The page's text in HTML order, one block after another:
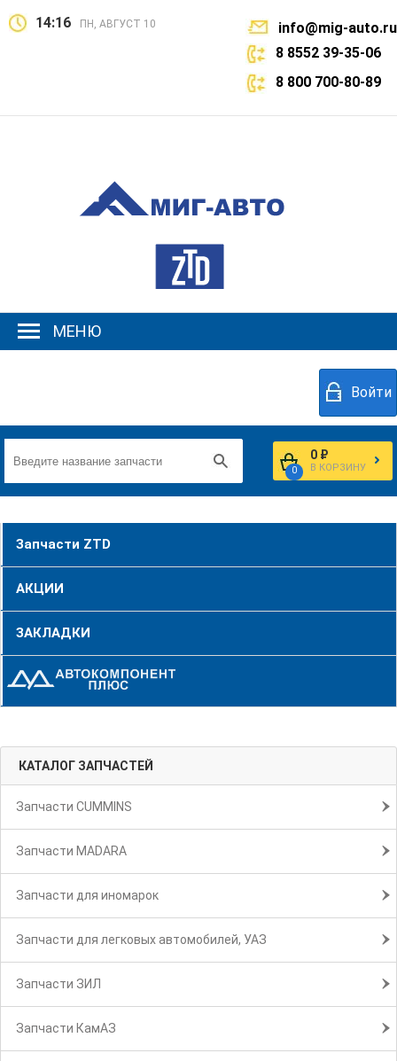
14:16 ПН, АВГУСТ 10
info@mig-auto.ru
8 8552 39-35-06
8 800 700-80-89
МЕНЮ
Войти
0
0 ₽
В КОРЗИНУ
Запчасти ZTD
АКЦИИ
ЗАКЛАДКИ
КАТАЛОГ ЗАПЧАСТЕЙ
Запчасти CUMMINS
Запчасти MADARA
Запчасти для иномарок
Запчасти для легковых автомобилей, УАЗ
Запчасти ЗИЛ
Запчасти КамАЗ